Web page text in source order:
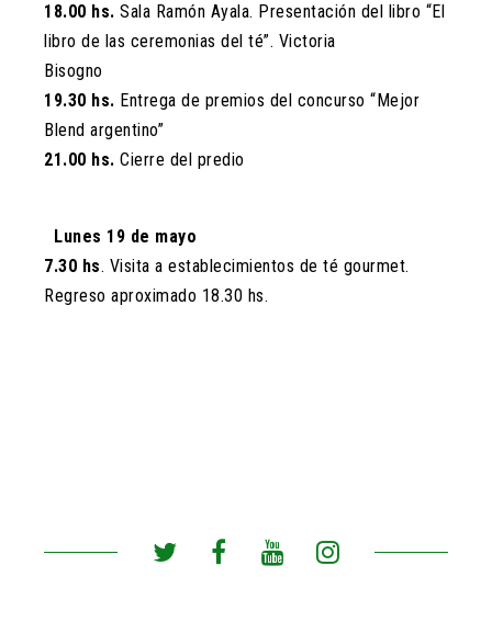
18.00 hs. Sala Ramón Ayala. Presentación del libro “El
libro de las ceremonias del té”. Victoria
Bisogno
19.30 hs. Entrega de premios del concurso “Mejor
Blend argentino”
21.00 hs. Cierre del predio
Lunes 19 de mayo
7.30 hs. Visita a establecimientos de té gourmet.
Regreso aproximado 18.30 hs.